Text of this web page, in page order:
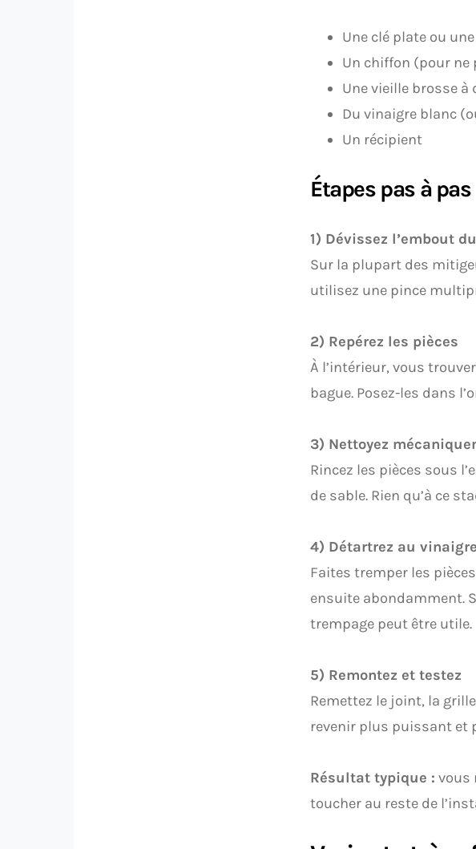
Une clé plate ou
Un chiffon (pour ne
Une vieille brosse à
Du vinaigre blanc
Un récipient
Étapes pas à pas
1) Dévissez l’embout
Sur la plupart des
utilisez une pince
2) Repérez les pièces
À l’intérieur, vous
bague. Posez-les dans
3) Nettoyez
Rincez les pièces sous
de sable. Rien qu’à ce
4) Détartrez au
Faites tremper les
ensuite abondamment.
trempage peut être utile.
5) Remontez et testez
Remettez le joint, la
revenir plus puissant et
Résultat typique : vous
toucher au reste de